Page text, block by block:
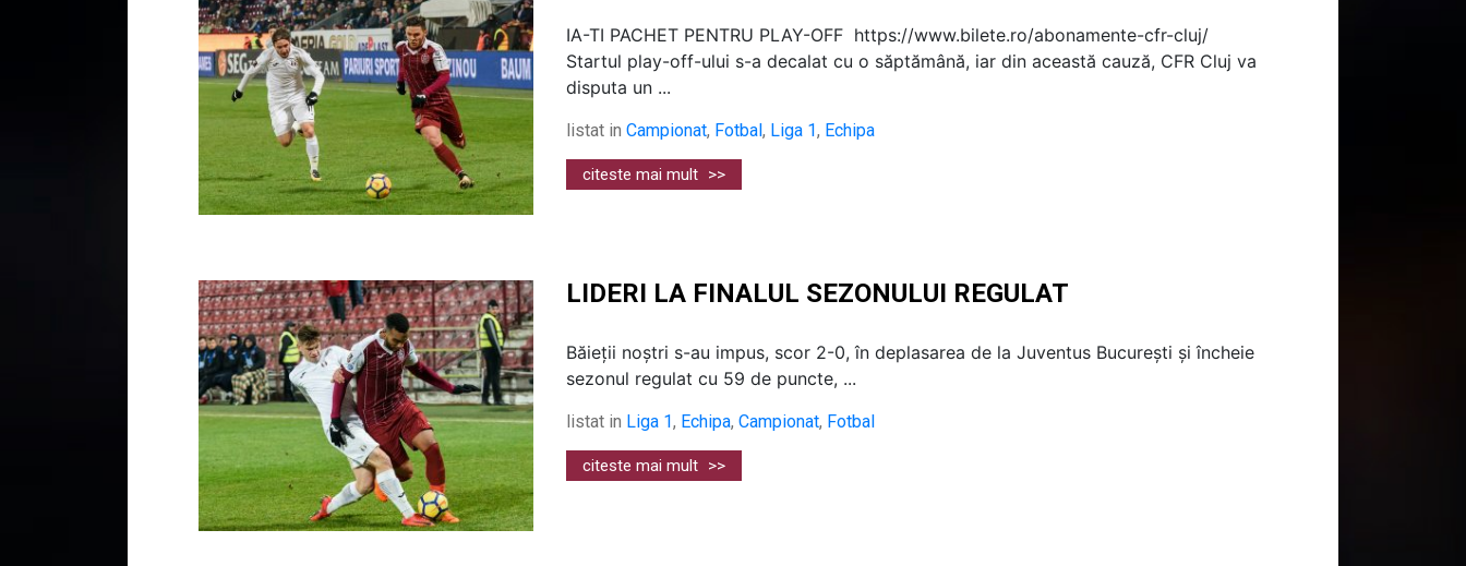
IA-TI PACHET PENTRU PLAY-OFF https://www.bilete.ro/abonamente-cfr-cluj/
Startul play-off-ului s-a decalat cu o săptămână, iar din această cauză, CFR Cluj va
disputa un ...
listat in Campionat, Fotbal , Liga 1, Echipa
citeste mai mult >>
LIDERI LA FINALUL SEZONULUI REGULAT
Băieții noștri s-au impus, scor 2-0, în deplasarea de la Juventus București și încheie
sezonul regulat cu 59 de puncte, ...
listat in Liga 1, Echipa, Campionat, Fotbal
citeste mai mult >>